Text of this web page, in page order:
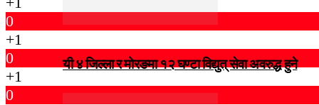
यी ४ जिल्ला र मोरङमा १२ घण्टा विद्युत् सेवा अवरुद्ध हुने
0
+1
0
+1
0